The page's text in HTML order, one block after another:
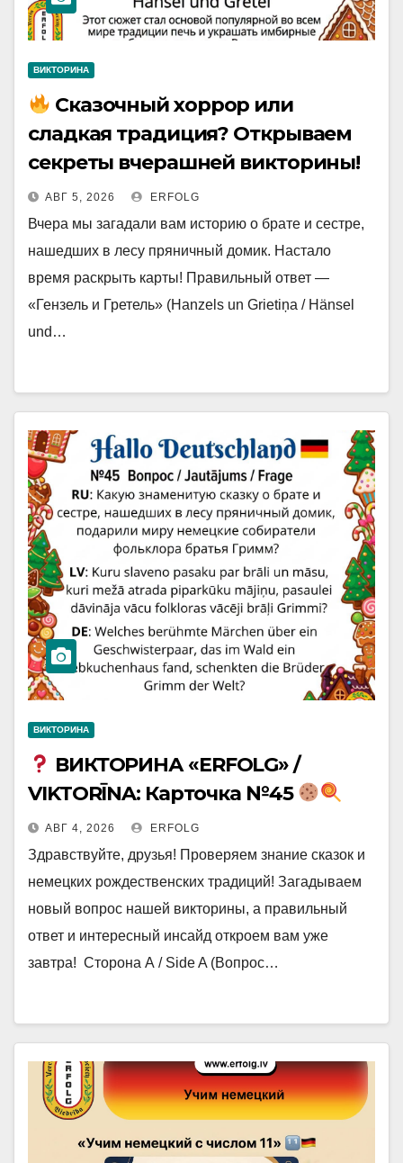
ВИКТОРИНА
Сказочный хоррор или
сладкая традиция? Открываем
секреты вчерашней викторины!
АВГ 5, 2026 ERFOLG
Вчера мы загадали вам историю о брате и сестре,
нашедших в лесу пряничный домик. Настало
время раскрыть карты! Правильный ответ —
«Гензель и Гретель» (Hanzels un Grietiņa / Hänsel
und…
ВИКТОРИНА
ВИКТОРИНА «ERFOLG» /
VIKTORĪNA: Карточка №45
АВГ 4, 2026 ERFOLG
Здравствуйте, друзья! Проверяем знание сказок и
немецких рождественских традиций! Загадываем
новый вопрос нашей викторины, а правильный
ответ и интересный инсайд откроем вам уже
завтра! Сторона А / Side A (Вопрос…